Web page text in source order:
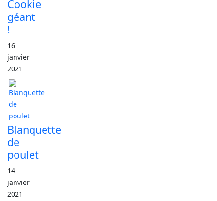
Cookie
géant
!
16
janvier
2021
Blanquette
de
poulet
14
janvier
2021